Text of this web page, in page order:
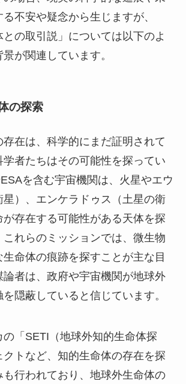
不安や疑念から生じますが、
との取引説」については以下のよ
が関連しています。
の探索
在は、科学的にまだ証明されて
学者たちはその可能性を探ってい
を含む宇宙機関は、火星やエウ
星）、エンケラドゥス（土星の衛
存在する可能性がある天体を探
れらのミッションでは、微生物
命体の痕跡を探すことが主な目
論者は、政府や宇宙機関が地球外
隠蔽していると信じています。
「SETI（地球外知的生命体探
トなど、知的生命体の存在を探
も行われており、地球外生命体の